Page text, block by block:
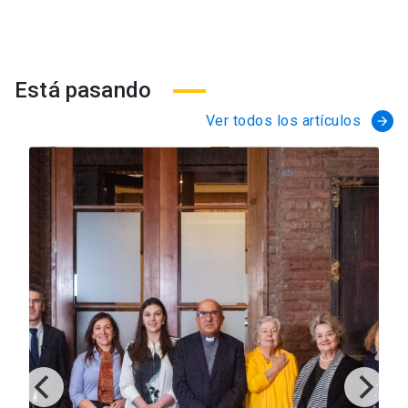
Está pasando
Ver todos los artículos arrow_forward